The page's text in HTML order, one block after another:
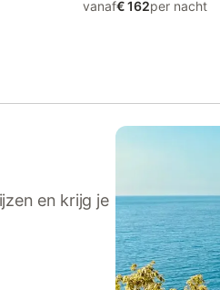
vanaf€ 162per nacht
en krijg je